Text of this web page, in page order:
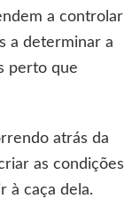
a controlar
a determinar a
perto que
atrás da
as condições
à caça dela.